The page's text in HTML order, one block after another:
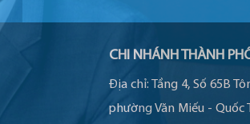
CHI NHÁNH THÀNH
Địa chỉ:
Tầng 4, Số 65B
phường Văn Miếu - Quốc